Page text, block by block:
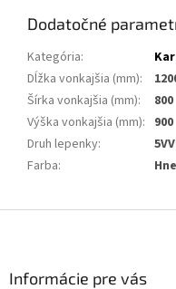
Dodatočné
Kategória:
Dĺžka vonkajšia (mm):
Šírka vonkajšia (mm):
800
Výška vonkajšia (mm): 900
Druh lepenky:
Farba:
Informácie pre vás